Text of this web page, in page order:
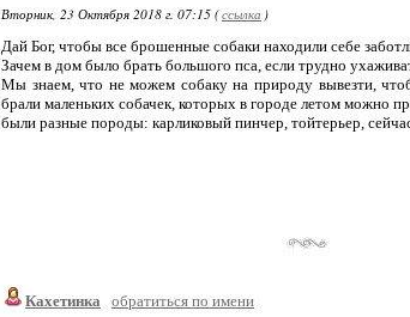
Вторник, 23 Октября 2018 г. 07:15 (ссылка )
Дай Бог, чтобы все брошенные собаки находили себе
Зачем в дом было брать большого пса, если трудно
Мы знаем, что не можем собаку на природу вывезти,
брали маленьких собачек, которых в городе летом можно
были разные породы: карликовый пинчер, тойтерьер,
Кахетинка
обратиться по имени